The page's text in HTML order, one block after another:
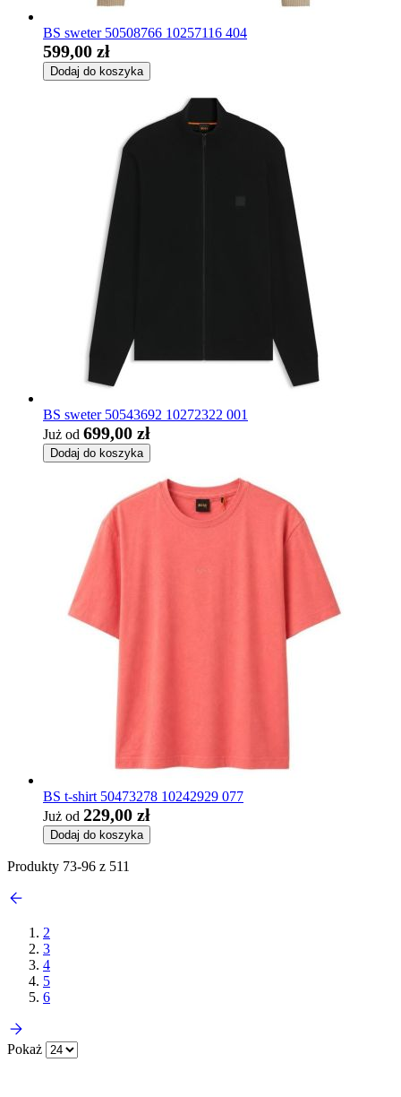
BS sweter 50508766 10257116 404
599,00 zł
Dodaj do koszyka
BS sweter 50543692 10272322 001
Już od 699,00 zł
Dodaj do koszyka
BS t-shirt 50473278 10242929 077
Już od 229,00 zł
Dodaj do koszyka
Produkty 73-96 z 511
2
3
4
5
6
Pokaż